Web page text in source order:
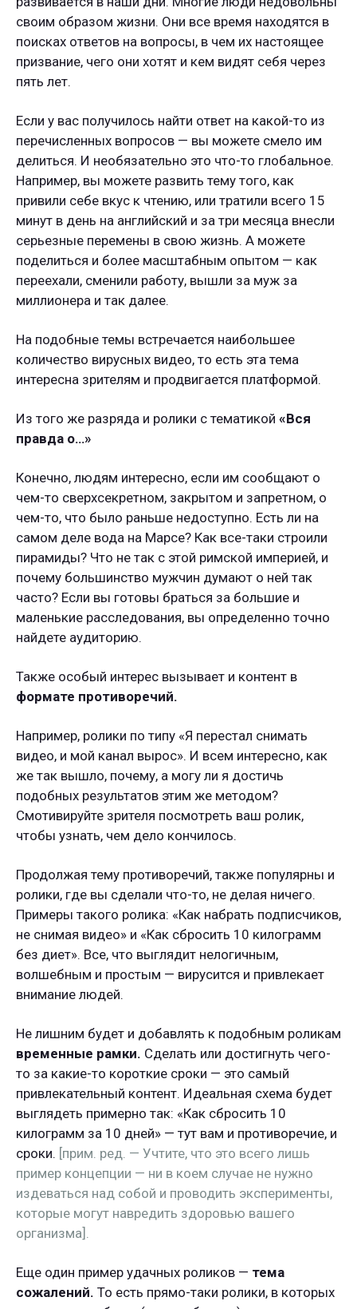
своим образом жизни. Они все время находятся в
поисках ответов на вопросы, в чем их настоящее
призвание, чего они хотят и кем видят себя через
пять лет.
Если у вас получилось найти ответ на какой-то из
перечисленных вопросов — вы можете смело им
делиться. И необязательно это что-то глобальное.
Например, вы можете развить тему того, как
привили себе вкус к чтению, или тратили всего 15
минут в день на английский и за три месяца внесли
серьезные перемены в свою жизнь. А можете
поделиться и более масштабным опытом — как
переехали, сменили работу, вышли за муж за
миллионера и так далее.
На подобные темы встречается наибольшее
количество вирусных видео, то есть эта тема
интересна зрителям и продвигается платформой.
Из того же разряда и ролики с тематикой «Вся
правда о…»
Конечно, людям интересно, если им сообщают о
чем-то сверхсекретном, закрытом и запретном, о
чем-то, что было раньше недоступно. Есть ли на
самом деле вода на Марсе? Как все-таки строили
пирамиды? Что не так с этой римской империей, и
почему большинство мужчин думают о ней так
часто? Если вы готовы браться за большие и
маленькие расследования, вы определенно точно
найдете аудиторию.
Также особый интерес вызывает и контент в
формате противоречий.
Например, ролики по типу «Я перестал снимать
видео, и мой канал вырос». И всем интересно, как
же так вышло, почему, а могу ли я достичь
подобных результатов этим же методом?
Смотивируйте зрителя посмотреть ваш ролик,
чтобы узнать, чем дело кончилось.
Продолжая тему противоречий, также популярны и
ролики, где вы сделали что-то, не делая ничего.
Примеры такого ролика: «Как набрать подписчиков,
не снимая видео» и «Как сбросить 10 килограмм
без диет». Все, что выглядит нелогичным,
волшебным и простым — вирусится и привлекает
внимание людей.
Не лишним будет и добавлять к подобным роликам
временные рамки. Сделать или достигнуть чего-
то за какие-то короткие сроки — это самый
привлекательный контент. Идеальная схема будет
выглядеть примерно так: «Как сбросить 10
килограмм за 10 дней» — тут вам и противоречие, и
сроки. [прим. ред. — Учтите, что это всего лишь
пример концепции — ни в коем случае не нужно
издеваться над собой и проводить эксперименты,
которые могут навредить здоровью вашего
организма].
Еще один пример удачных роликов — тема
сожалений. То есть прямо-таки ролики, в которых